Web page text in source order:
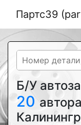
Партс39
Б/У
20